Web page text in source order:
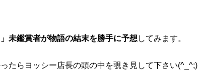
」未鑑賞者が物語の結末を勝手に予想 してみます。
たらヨッシー店長の頭の中を覗き見して下さい(^_^;)